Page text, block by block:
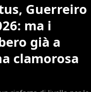
Guerreiro
ma i
già a
clamorosa